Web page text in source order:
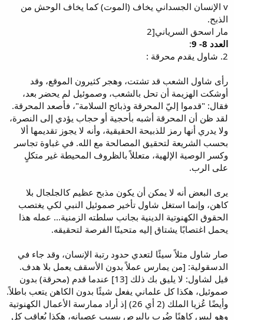
v الإنسان الجسداني يخاف (الموت) كما يخاف الوحش من
الذبح.
مار اسحق السرياني[2
العدد 8- 9
:
2. شاول يقدم محرقة :
رأى شاول الشعب قد تشتت، وهجر كثيرون الموقع، وقد
أوشكت الهزيمة أن تحل بالشعب، وصموئيل لم يحضر بعد،
فقال: "قدموا إليّ المحرقة وذبائح السلامة"، فأصعد المحرقة.
لقد ظن أن المحرقة أشبه بأحجية أو حجاب يؤدي إلى النصرة،
ولا يدري أنها رمز للذبيحة الحقيقية، وأنه لا يجوز تقديمها ألا
بحسب الشريعة لتحقيق المصالحة مع الله. في غباوة تجاسر
وكسر الوصية الإلهية، متعللاً بالظروف المحيطة غير متكلٍ
على الرب.
يرى البعض أنه لا يمكن أن يكون مذبح عظيم كالجلجال بلا
كاهن، وإنما استغل شاول تأخير صموئيل النبي لكي يغتصب
الحقوق الكهنوتية الدينية بجانب سلطته الزمنية... عمله هذا
يحمل اغتصابًا يشتاق إليه متحينًا الفرصة لتحقيقه.
صار شاول مثلاً سيئًا لتعدي حدود رتبة الإنسان، وقد جاء في
الدسقولية: [من يمارس عملاً بدون الأسقف يعمل بلا هدف.
قيل لشاول: لا يليق بك ذلك [13] عندما قدم (محرقة) بدون
صموئيل، هكذا كل علماني يفعل شيئًا بدون الكاهن يتعب باطلاً.
وأيضًا عُزيا الملك (2 أي 26) إذ أراد ممارسة الأعمال الكهنوتية
وهو ليس كاهنًا ضُرب بالبرص بسبب عصيانه، هكذا يُعاقب كل